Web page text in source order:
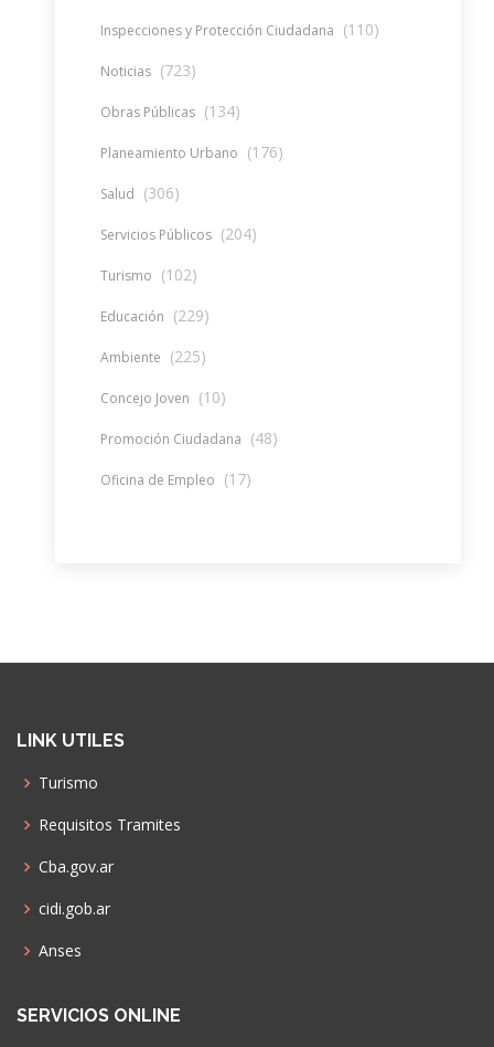
Inspecciones y Protección Ciudadana (110)
Noticias (723)
Obras Públicas (134)
Planeamiento Urbano (176)
Salud (306)
Servicios Públicos (204)
Turismo (102)
Educación (229)
Ambiente (225)
Concejo Joven (10)
Promoción Ciudadana (48)
Oficina de Empleo (17)
LINK UTILES
Turismo
Requisitos Tramites
Cba.gov.ar
cidi.gob.ar
Anses
SERVICIOS ONLINE